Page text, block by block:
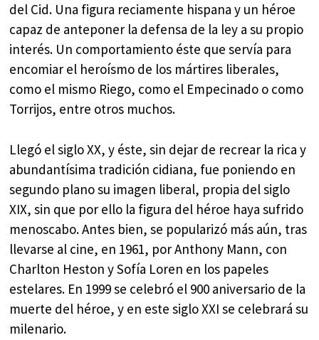
del Cid. Una figura reciamente hispana y un héroe
capaz de anteponer la defensa de la ley a su propio
interés. Un comportamiento éste que servía para
encomiar el heroísmo de los mártires liberales,
como el mismo Riego, como el Empecinado o como
Torrijos, entre otros muchos.
Llegó el siglo XX, y éste, sin dejar de recrear la rica y
abundantísima tradición cidiana, fue poniendo en
segundo plano su imagen liberal, propia del siglo
XIX, sin que por ello la figura del héroe haya sufrido
menoscabo. Antes bien, se popularizó más aún, tras
llevarse al cine, en 1961, por Anthony Mann, con
Charlton Heston y Sofía Loren en los papeles
estelares. En 1999 se celebró el 900 aniversario de la
muerte del héroe, y en este siglo XXI se celebrará su
milenario.